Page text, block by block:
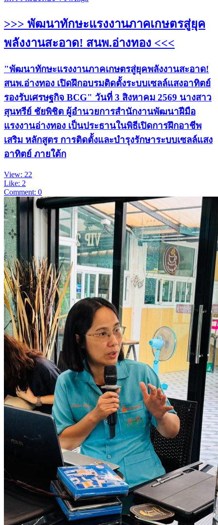
>>> พัฒนาทักษะแรงงานภาคเกษตรสู่ยุค
พลังงานสะอาด! สนพ.อ่างทอง <<<
"พัฒนาทักษะแรงงานภาคเกษตรสู่ยุคพลังงานสะอาด!
สนพ.อ่างทอง เปิดฝึกอบรมติดตั้งระบบเซลล์แสงอาทิตย์
รองรับเศรษฐกิจ BCG" วันที่ 3 สิงหาคม 2569 นางสาว
สุนทรีย์ ชัยพิชิต ผู้อำนวยการสำนักงานพัฒนาฝีมือ
แรงงานอ่างทอง เป็นประธานในพิธีเปิดการฝึกอาชีพ
เสริม หลักสูตร การติดตั้งและบำรุงรักษาระบบเซลล์แสง
อาทิตย์ ภายใต้ก
View: 22
Like: 2
Comment: 0